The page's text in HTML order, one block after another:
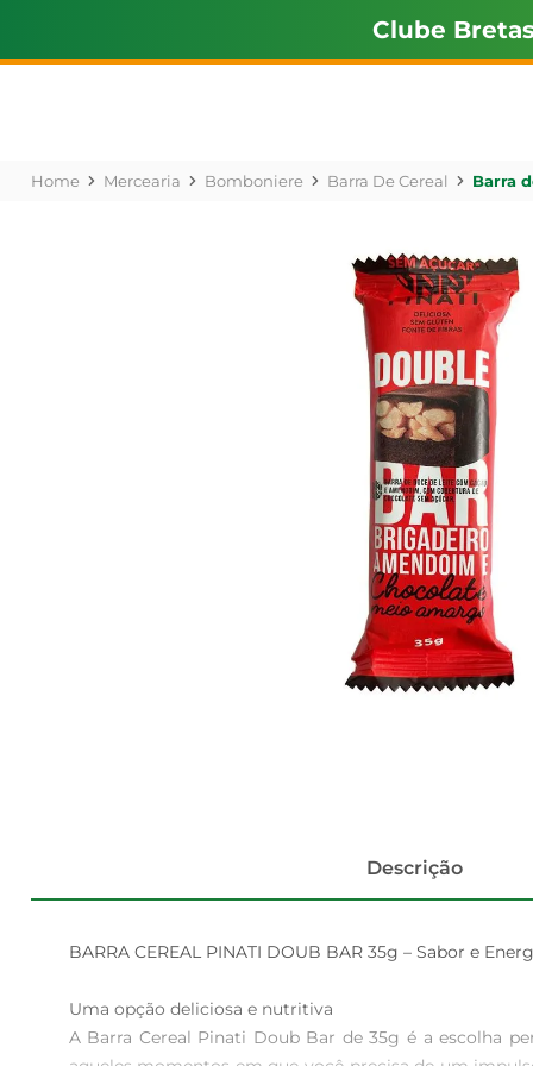
Clube Bretas
Mercearia Bomboniere Barra De Cereal Barra
Descrição
BARRA CEREAL PINATI DOUB BAR 35g – Sabor e
Uma opção deliciosa e nutritiva
A Barra Cereal Pinati Doub Bar de 35g é a escolha